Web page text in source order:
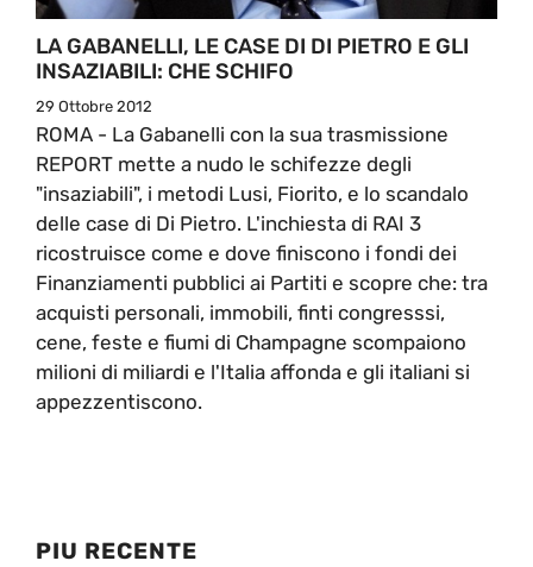
LA GABANELLI, LE CASE DI DI PIETRO E GLI
INSAZIABILI: CHE SCHIFO
29 Ottobre 2012
ROMA - La Gabanelli con la sua trasmissione
REPORT mette a nudo le schifezze degli
"insaziabili", i metodi Lusi, Fiorito, e lo scandalo
delle case di Di Pietro. L'inchiesta di RAI 3
ricostruisce come e dove finiscono i fondi dei
Finanziamenti pubblici ai Partiti e scopre che: tra
acquisti personali, immobili, finti congresssi,
cene, feste e fiumi di Champagne scompaiono
milioni di miliardi e l'Italia affonda e gli italiani si
appezzentiscono.
PIU RECENTE